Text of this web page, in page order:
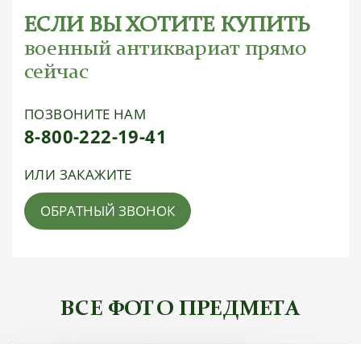
ЕСЛИ ВЫ ХОТИТЕ КУПИТЬ
военный антиквариат прямо
сейчас
ПОЗВОНИТЕ НАМ
8-800-222-19-41
ИЛИ ЗАКАЖИТЕ
ОБРАТНЫЙ ЗВОНОК
ВСЕ ФОТО ПРЕДМЕТА